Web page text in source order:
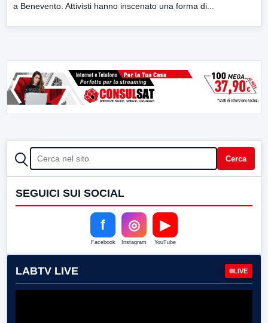
a Benevento. Attivisti hanno inscenato una forma di...
CERCA Cerca
SEGUICI SUI SOCIAL
f
Facebook
◎
Instagram
▶
YouTube
LABTV LIVE LIVE